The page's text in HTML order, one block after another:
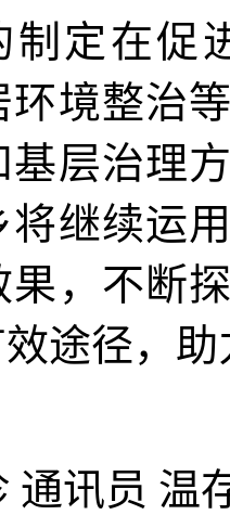
制定在促
环境整治
基层治理
将继续运
果，不断
途径，
通讯员 温